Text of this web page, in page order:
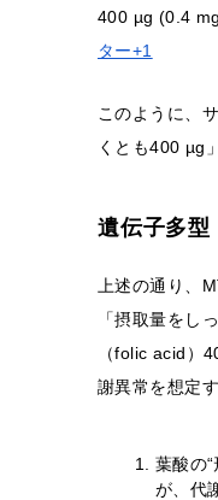
400 µg (0.4
ター+1
このように、
くとも400 µg
遺伝子多型
上述の通り、
「摂取量をし
（folic acid）
謝異常を想定
葉酸の
が、代